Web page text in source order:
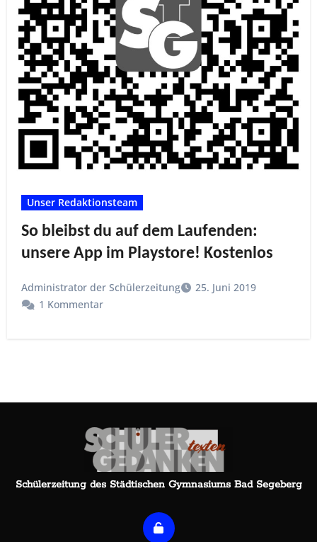
Unser Redaktionsteam
So bleibst du auf dem Laufenden:
unsere App im Playstore! Kostenlos
Administrator der Schülerzeitung
25. Juni 2019
1 Kommentar
Schülerzeitung des Städtischen Gymnasiums Bad Segeberg